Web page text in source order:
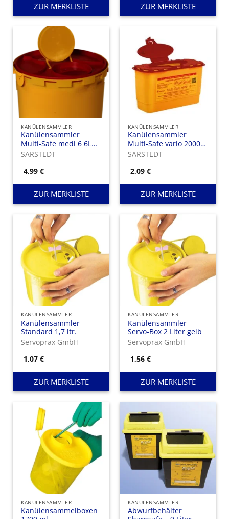
ZUR MERKLISTE ZUR MERKLISTE
KANÜLENSAMMLER
Kanülensammler
Multi-Safe medi 6 6L
rund
SARSTEDT
4,99€
ZUR MERKLISTE
KANÜLENSAMMLER
Kanülensammler
Multi-Safe vario 2000
1,7 Liter eckig
SARSTEDT
2,09€
ZUR MERKLISTE
KANÜLENSAMMLER
Kanülensammler
Standard 1,7 ltr.
Servoprax GmbH
1,07€
ZUR MERKLISTE
KANÜLENSAMMLER
Kanülensammler
Servo-Box 2 Liter gelb
Servoprax GmbH
1,56€
ZUR MERKLISTE
KANÜLENSAMMLER
Kanülensammelboxen
KANÜLENSAMMLER
Abwurfbehälter